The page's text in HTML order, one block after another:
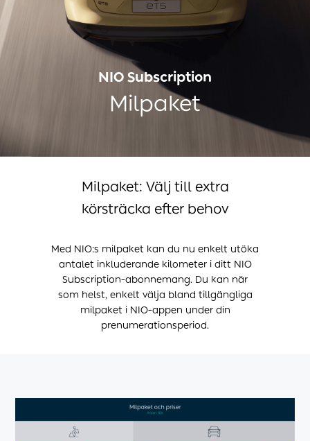
NIO Subscription
Milpaket
Milpaket: Välj till extra
körsträcka efter behov
Med NIO:s milpaket kan du nu enkelt utöka
antalet inkluderande kilometer i ditt NIO
Subscription-abonnemang. Du kan när
som helst, enkelt välja bland tillgängliga
milpaket i NIO-appen under din
prenumerationsperiod.